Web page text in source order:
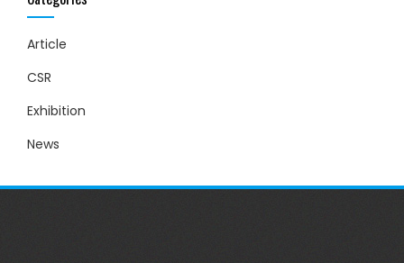
Article
CSR
Exhibition
News